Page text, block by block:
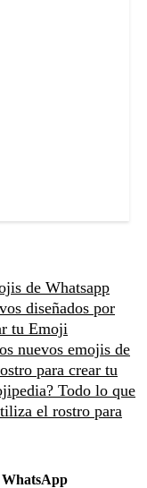
de Whatsapp
diseñados por
tu Emoji
nuevos emojis de
para crear tu
Todo lo que
el rostro para
WhatsApp